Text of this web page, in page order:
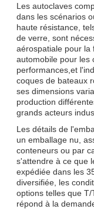
Les autoclaves
dans les scénarios
haute résistance,
de verre, sont
aérospatiale pour la
automobile pour les
performances,et
coques de bateaux
ses dimensions
production
grands acteurs
Les détails de
un emballage nu,
conteneurs ou par
s'attendre à ce que
expédiée dans les
diversifiée, les
options telles que T/
répond à la